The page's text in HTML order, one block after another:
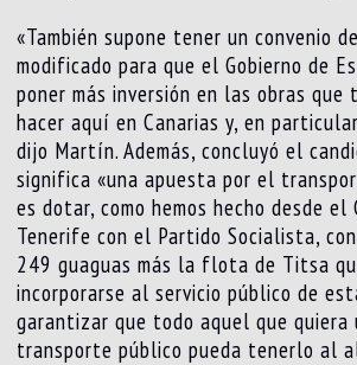
«También supone tener un convenio
modificado para que el Gobierno de
poner más inversión en las obras que
hacer aquí en Canarias y, en
dijo Martín. Además, concluyó el
significa «una apuesta por el
es dotar, como hemos hecho desde el
Tenerife con el Partido Socialista,
249 guaguas más la flota de Titsa
incorporarse al servicio público de
garantizar que todo aquel que
transporte público pueda tenerlo al